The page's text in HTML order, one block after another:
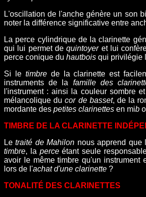
L'oscillation de l'anche génère un son
noter la différence significative entre
La perce cylindrique de la clarinette
qui lui permet de quintoyeret lui
perce conique du hautbois qui privilégie
Si le timbrede la clarinette est
instruments de la famille des
l'instrument : ainsi la couleur sombre
mélancolique ducor de basset, de la
mordante des petites clarinettes en mib
TIMBRE DE LA CLARINETTE
Letraité de Mahilon nous apprend que
timbre, la perceétant seule
avoir le même timbre qu'un
lors de l'achat d'une clarinette ?
TONALITÉ DES CLARINETTES